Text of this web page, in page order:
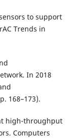
to support
Trends in
In 2018
168–173).
high-throughput
Computers